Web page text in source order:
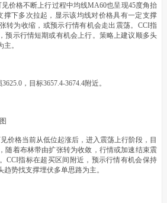
价格不断上行过程中均线MA60也呈现45度角抬
撑下多次拉起，显示该均线对价格具有一定支撑
转为收缩，或预示行情有机会走出震荡。CCI指
预示行情短期或有机会上行。策略上建议顺多头
。
，目标3657.4-3674.4附近。
价格当前从低位起涨后，进入震荡上行阶段，目
随着布林带由扩张转为收敛，行情或加速结束震
CCI指标在超买区间附近，预示行情有机会保持
势找支撑埋伏多单思路为主。